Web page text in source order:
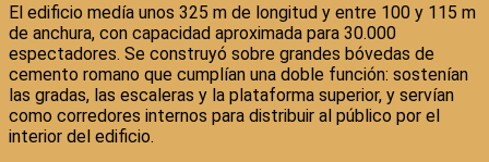
El edificio medía unos 325 m de longitud y entre 100 y 115 m
de anchura, con capacidad aproximada para 30.000
espectadores. Se construyó sobre grandes bóvedas de
cemento romano que cumplían una doble función: sostenían
las gradas, las escaleras y la plataforma superior, y servían
como corredores internos para distribuir al público por el
interior del edificio.